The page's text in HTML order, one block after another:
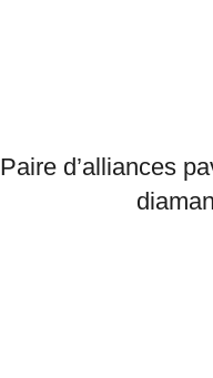
Paire d’alliances